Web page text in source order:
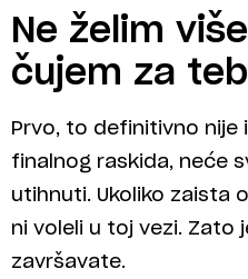
Ne želim
čujem za
Prvo, to definitivno nije
finalnog raskida, neće
utihnuti. Ukoliko zaista
ni voleli u toj vezi. Zato
završavate.